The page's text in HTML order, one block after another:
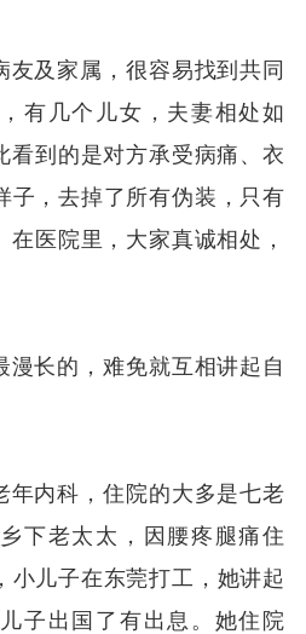
友及家属，很容易找到共同
有几个儿女，夫妻相处如
到的是对方承受病痛、衣
子，去掉了所有伪装，只有
医院里，大家真诚相处，
漫长的，难免就互相讲起自
年内科，住院的大多是七老
下老太太，因腰疼腿痛住
小儿子在东莞打工，她讲起
子出国了有出息。她住院